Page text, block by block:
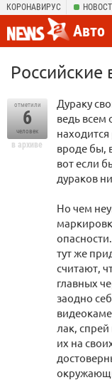
КОРОНАВИРУС
Авто
Российские
отметили
6
человек
в архиве
Дураку
ведь всем
вроде бы,
вот если
дураков
Но чем
тут же
считают,
главных
заодно
лак,
их на